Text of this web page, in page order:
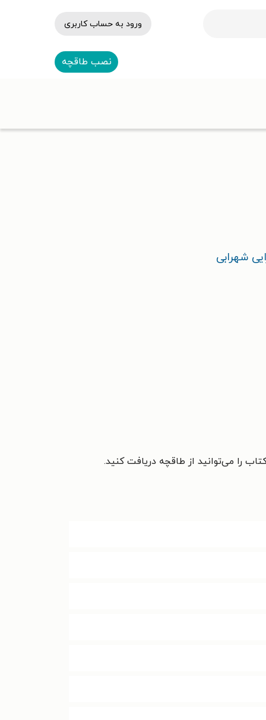
ورود به حساب کاربری
نصب طاقچه
شهرابی
را می‌توانید از طاقچه دریافت کنید.